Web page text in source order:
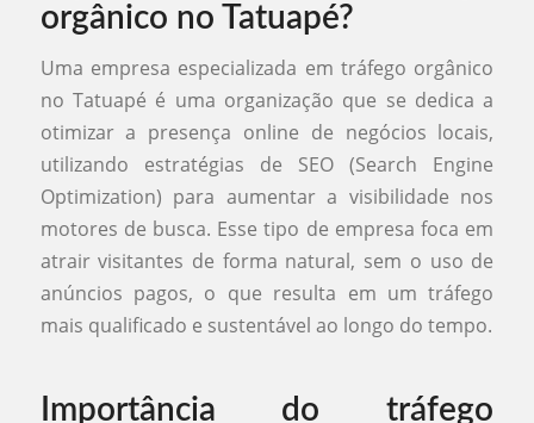
orgânico no Tatuapé?
Uma empresa especializada em tráfego orgânico
no Tatuapé é uma organização que se dedica a
otimizar a presença online de negócios locais,
utilizando estratégias de SEO (Search Engine
Optimization) para aumentar a visibilidade nos
motores de busca. Esse tipo de empresa foca em
atrair visitantes de forma natural, sem o uso de
anúncios pagos, o que resulta em um tráfego
mais qualificado e sustentável ao longo do tempo.
Importância do tráfego